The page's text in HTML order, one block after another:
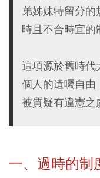
弟姊妹特留分的
時且不合時宜的
這項源於舊時代
個人的遺囑自由
被質疑有違憲之
一、過時的制